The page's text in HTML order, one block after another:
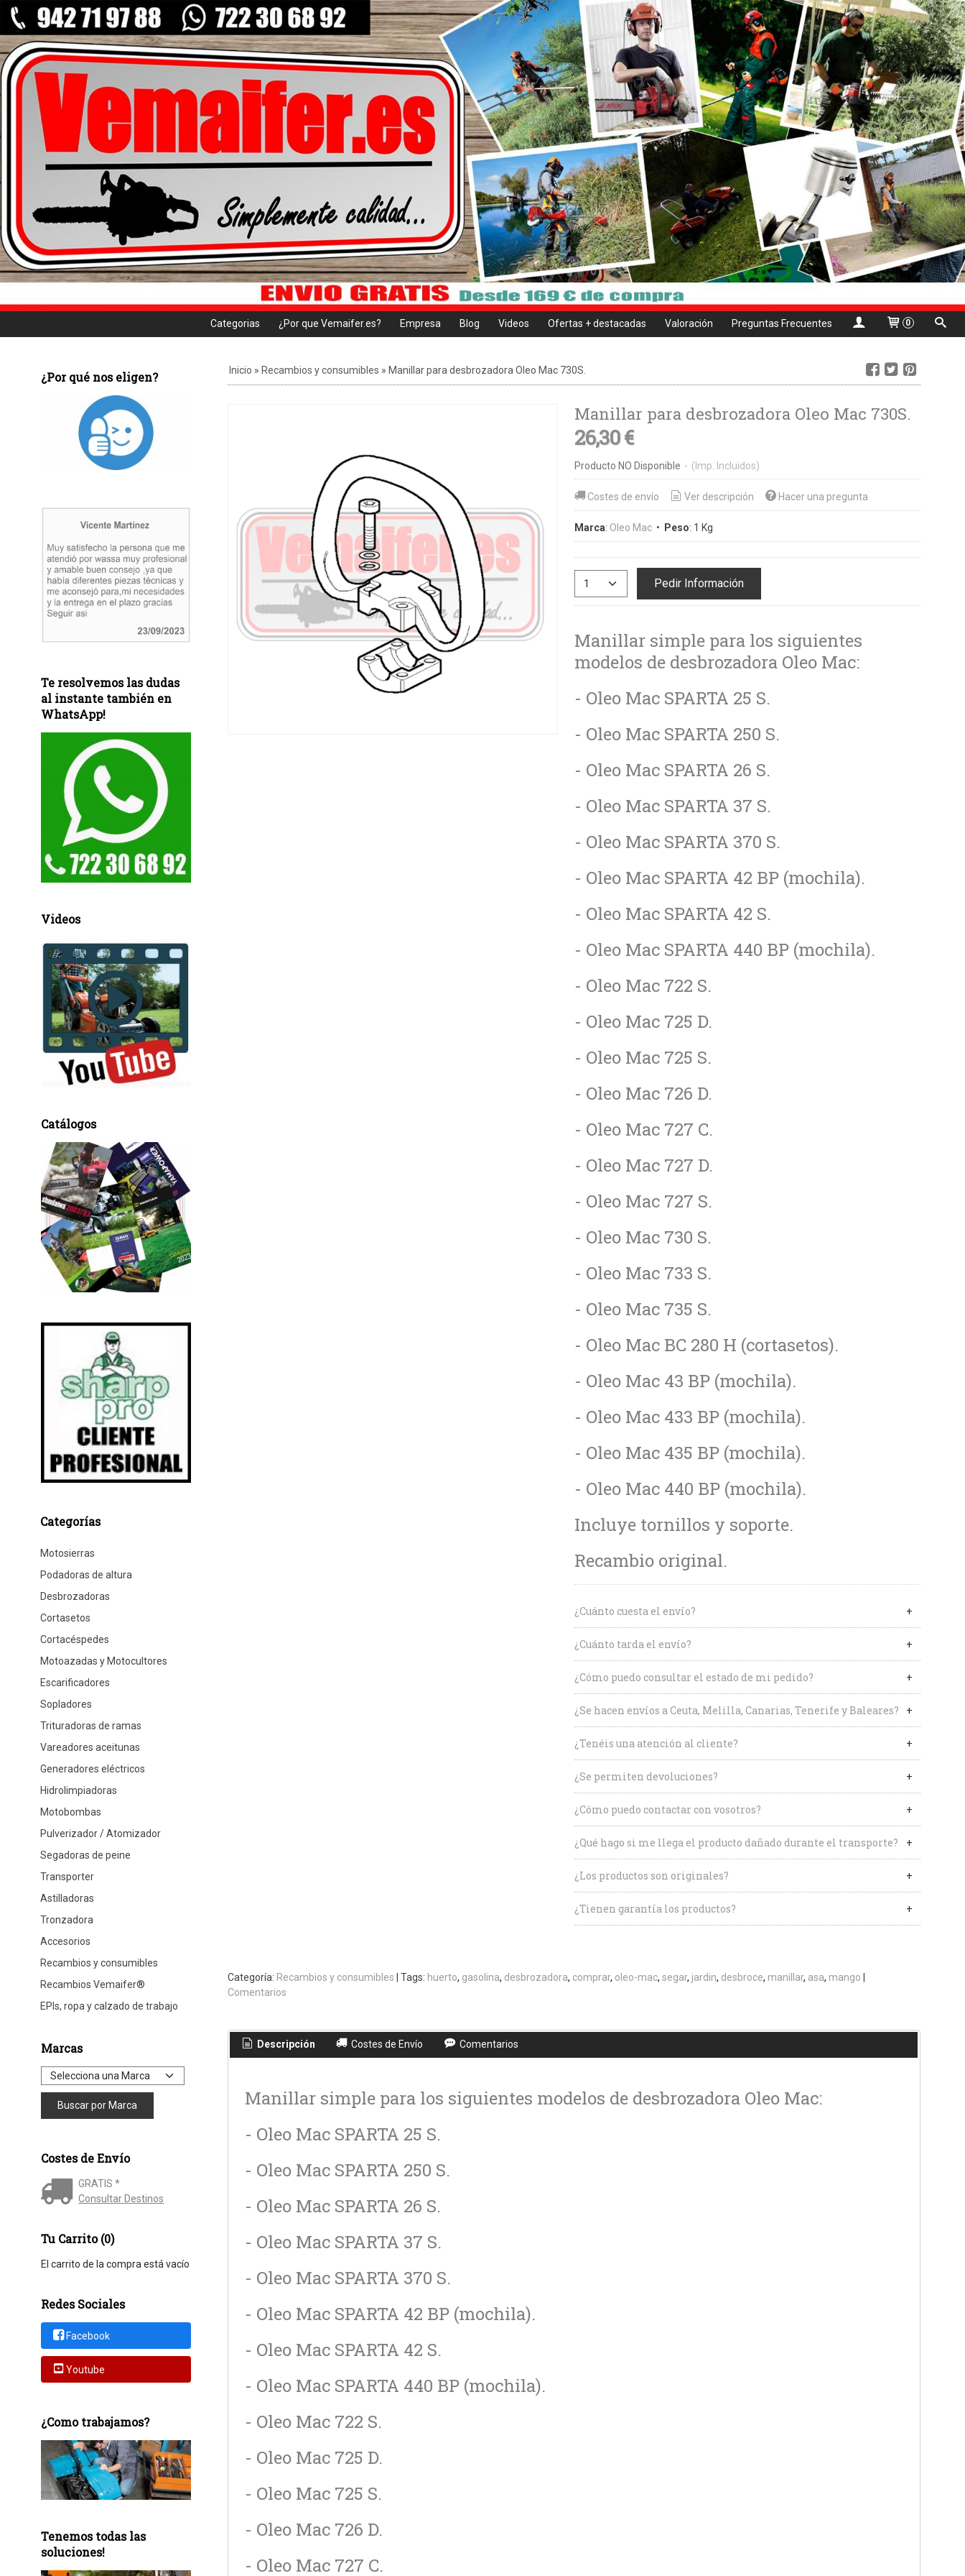
Categorias ¿Por que Vemaifer.es? Empresa Blog Videos Ofertas + destacadas Valoración Preguntas Frecuentes 0
¿Por qué nos eligen?
Te resolvemos las dudas
al instante también en
WhatsApp!
Videos
Catálogos
Categorías
Motosierras
Podadoras de altura
Desbrozadoras
Cortasetos
Cortacéspedes
Motoazadas y Motocultores
Escarificadores
Sopladores
Trituradoras de ramas
Vareadores aceitunas
Generadores eléctricos
Hidrolimpiadoras
Motobombas
Pulverizador / Atomizador
Segadoras de peine
Transporter
Astilladoras
Tronzadora
Accesorios
Recambios y consumibles
Recambios Vemaifer®
EPIs, ropa y calzado de trabajo
Marcas
Costes de Envío
GRATIS *
Consultar Destinos
Tu Carrito (0)
El carrito de la compra está vacío
Redes Sociales
Facebook
Youtube
¿Como trabajamos?
Tenemos todas las
soluciones!
Inicio » Recambios y consumibles » Manillar para desbrozadora Oleo Mac 730S.
Manillar para desbrozadora Oleo Mac 730S.
26,30 €
Producto NO Disponible - (Imp. Incluidos)
Costes de envío Ver descripción Hacer una pregunta
Marca: Oleo Mac• Peso: 1 Kg
Pedir Información
Manillar simple para los siguientes
modelos de desbrozadora Oleo Mac:
- Oleo Mac SPARTA 25 S.
- Oleo Mac SPARTA 250 S.
- Oleo Mac SPARTA 26 S.
- Oleo Mac SPARTA 37 S.
- Oleo Mac SPARTA 370 S.
- Oleo Mac SPARTA 42 BP (mochila).
- Oleo Mac SPARTA 42 S.
- Oleo Mac SPARTA 440 BP (mochila).
- Oleo Mac 722 S.
- Oleo Mac 725 D.
- Oleo Mac 725 S.
- Oleo Mac 726 D.
- Oleo Mac 727 C.
- Oleo Mac 727 D.
- Oleo Mac 727 S.
- Oleo Mac 730 S.
- Oleo Mac 733 S.
- Oleo Mac 735 S.
- Oleo Mac BC 280 H (cortasetos).
- Oleo Mac 43 BP (mochila).
- Oleo Mac 433 BP (mochila).
- Oleo Mac 435 BP (mochila).
- Oleo Mac 440 BP (mochila).
Incluye tornillos y soporte.
Recambio original.
¿Cuánto cuesta el envío?
¿Cuánto tarda el envío?
¿Cómo puedo consultar el estado de mi pedido?
¿Se hacen envíos a Ceuta, Melilla, Canarias, Tenerife y Baleares?
¿Tenéis una atención al cliente?
¿Se permiten devoluciones?
¿Cómo puedo contactar con vosotros?
¿Qué hago si me llega el producto dañado durante el transporte?
¿Los productos son originales?
¿Tienen garantía los productos?
Categoría: Recambios y consumibles | Tags: huerto gasolina desbrozadora comprar oleo-mac segar jardin desbroce manillar asa mango |
Comentarios
Descripción Costes de Envío Comentarios
Manillar simple para los siguientes modelos de desbrozadora Oleo Mac:
- Oleo Mac SPARTA 25 S.
- Oleo Mac SPARTA 250 S.
- Oleo Mac SPARTA 26 S.
- Oleo Mac SPARTA 37 S.
- Oleo Mac SPARTA 370 S.
- Oleo Mac SPARTA 42 BP (mochila).
- Oleo Mac SPARTA 42 S.
- Oleo Mac SPARTA 440 BP (mochila).
- Oleo Mac 722 S.
- Oleo Mac 725 D.
- Oleo Mac 725 S.
- Oleo Mac 726 D.
- Oleo Mac 727 C.